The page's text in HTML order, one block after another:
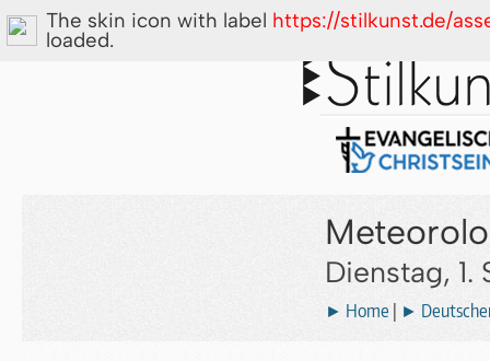
Dienstag,
► Home ►
The skin icon with label https://stilkunst.de/
loaded.